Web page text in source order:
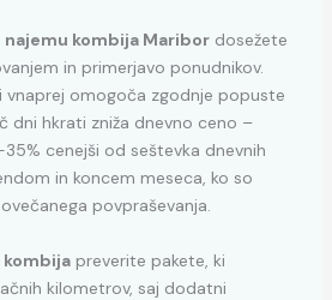
najemu kombija Maribordosežete
in primerjavo ponudnikov.
vnaprej omogoča zgodnje popuste
dni hkrati zniža dnevno ceno –
cenejši od seštevka dnevnih
in koncem meseca, ko so
povpraševanja.
kombijapreverite pakete, ki
kilometrov, saj dodatni